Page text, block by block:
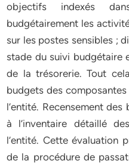
objectifs indexés
budgétairement les
sur les postes sensibles ;
stade du suivi budgétaire
de la trésorerie. Tout
budgets des
l’entité. Recensement
à l’inventaire détaillé
l’entité. Cette évaluation
de la procédure de